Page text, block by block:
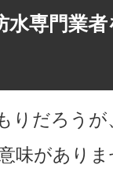
専門業
りだろうが
味があり